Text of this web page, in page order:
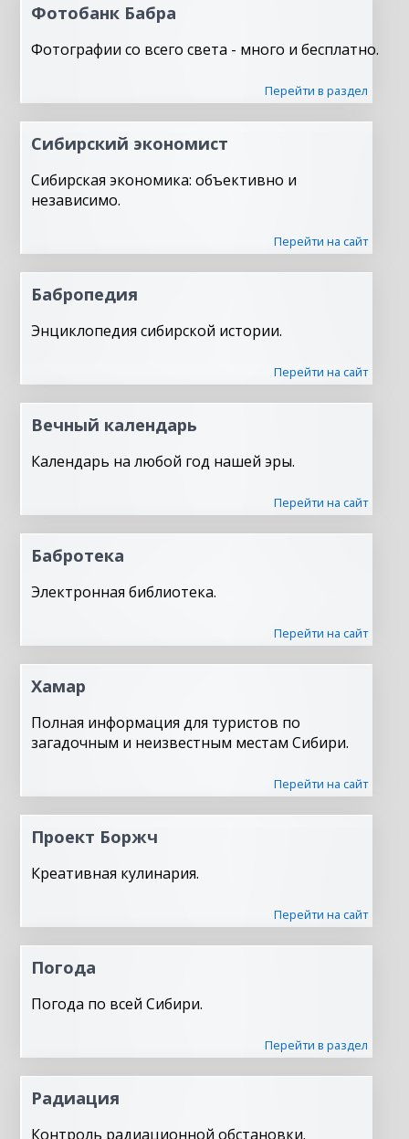
Фотобанк Бабра
Фотографии со всего света - много и бесплатно.
Перейти в раздел
Сибирский экономист
Сибирская экономика: объективно и
независимо.
Перейти на сайт
Бабропедия
Энциклопедия сибирской истории.
Перейти на сайт
Вечный календарь
Календарь на любой год нашей эры.
Перейти на сайт
Бабротека
Электронная библиотека.
Перейти на сайт
Хамар
Полная информация для туристов по
загадочным и неизвестным местам Сибири.
Перейти на сайт
Проект Боржч
Креативная кулинария.
Перейти на сайт
Погода
Погода по всей Сибири.
Перейти в раздел
Радиация
Контроль радиационной обстановки.